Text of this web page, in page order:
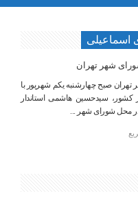
اسماعیلی
شهر تهران
صبح چهارشنبه یکم شهریور با
سیدحسین هاشمی استاندار
محل شورای شهر ...